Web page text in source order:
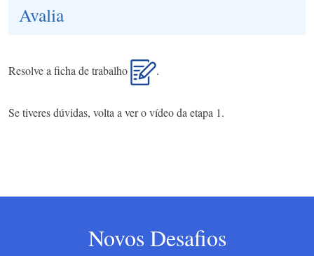
Avalia
Resolve a ficha de trabalho .
Se tiveres dúvidas, volta a ver o vídeo da etapa 1.
Novos Desafios